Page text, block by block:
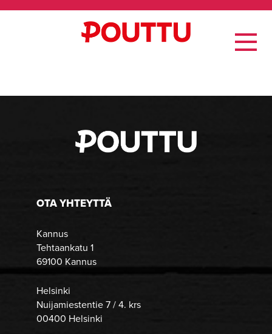
OTA YHTEYTTÄ
Kannus
Tehtaankatu 1
69100 Kannus
Helsinki
Nuijamiestentie 7 / 4. krs
00400 Helsinki